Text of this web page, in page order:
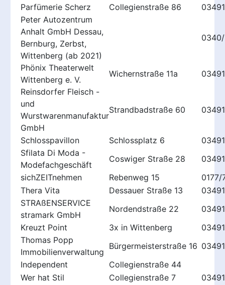
Parfümerie Scherz
Collegienstraße 86
Peter Autozentrum
Anhalt GmbH Dessau,
Bernburg, Zerbst,
Wittenberg (ab 2021)
Phönix Theaterwelt
Wittenberg e. V.
Wichernstraße 11a
Reinsdorfer Fleisch -
und
Wurstwarenmanufaktur
GmbH
Strandbadstraße 60
Schlosspavillon Schlossplatz 6
Sfilata Di Moda -
Modefachgeschäft
Coswiger Straße 28
sichZEITnehmen
Rebenweg 15
0177/
Thera Vita
Dessauer Straße 13
STRAßENSERVICE
stramark GmbH
Nordendstraße 22
Kreuzt Point
3x in Wittenberg
Thomas Popp
Immobilienverwaltung
Bürgermeisterstraße 16
Independent
Collegienstraße 44
Wer hat Stil
Collegienstraße 7